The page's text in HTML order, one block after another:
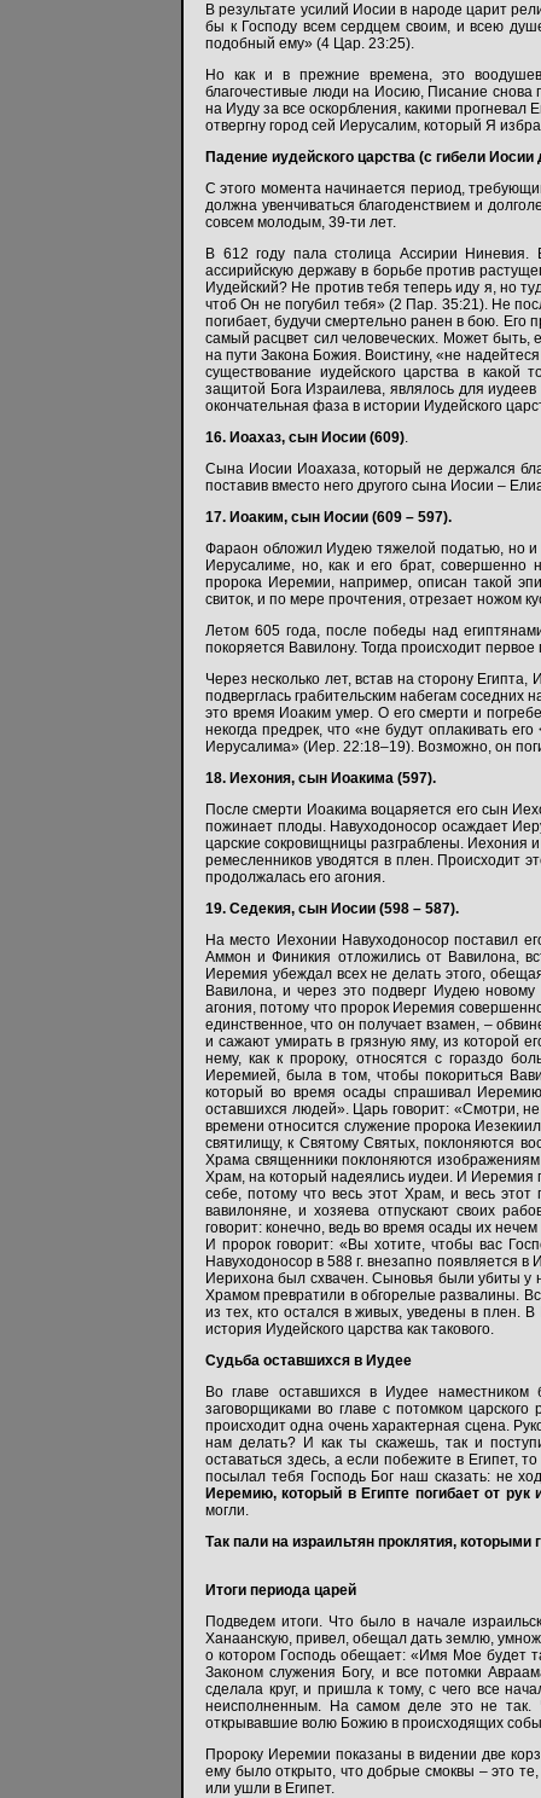
В результате усилий Иосии в народе царит
бы к Господу всем сердцем своим, и всею
подобный ему» (4 Цар. 23:25).
Но как и в прежние времена, это
благочестивые люди на Иосию, Писание снова
на Иуду за все оскорбления, какими
отвергну город сей Иерусалим, который Я
Падение иудейского царства (с гибели
С этого момента начинается период,
должна увенчиваться благоденствием и
совсем молодым, 39-ти лет.
В 612 году пала столица Ассирии
ассирийскую державу в борьбе против
Иудейский? Не против тебя теперь иду я, но
чтоб Он не погубил тебя» (2 Пар. 35:21). Не
погибает, будучи смертельно ранен в бою. Его
самый расцвет сил человеческих. Может быть,
на пути Закона Божия. Воистину, «не
существование иудейского царства в
защитой Бога Израилева, являлось для
окончательная фаза в истории Иудейского
16. Иоахаз, сын Иосии (609).
Сына Иосии Иоахаза, который не держался
поставив вместо него другого сына Иосии –
17. Иоаким, сын Иосии (609 – 597).
Фараон обложил Иудею тяжелой податью, но и
Иерусалиме, но, как и его брат, совершенно
пророка Иеремии, например, описан такой
свиток, и по мере прочтения, отрезает ножом
Летом 605 года, после победы над
покоряется Вавилону. Тогда происходит
Через несколько лет, встав на сторону
подверглась грабительским набегам соседних
это время Иоаким умер. О его смерти и
некогда предрек, что «не будут оплакивать
Иерусалима» (Иер. 22:18–19). Возможно, он
18. Иехония, сын Иоакима (597).
После смерти Иоакима воцаряется его сын
пожинает плоды. Навуходоносор осаждает
царские сокровищницы разграблены. Иехония и
ремесленников уводятся в плен. Происходит
продолжалась его агония.
19. Седекия, сын Иосии (598 – 587).
На место Иехонии Навуходоносор поставил
Аммон и Финикия отложились от Вавилона,
Иеремия убеждал всех не делать этого,
Вавилона, и через это подверг Иудею
агония, потому что пророк Иеремия
единственное, что он получает взамен, –
и сажают умирать в грязную яму, из которой
нему, как к пророку, относятся с гораздо
Иеремией, была в том, чтобы покориться
который во время осады спрашивал
оставшихся людей». Царь говорит: «Смотри,
времени относится служение пророка
святилищу, к Святому Святых, поклоняются
Храма священники поклоняются
Храм, на который надеялись иудеи. И Иеремия
себе, потому что весь этот Храм, и весь
вавилоняне, и хозяева отпускают своих
говорит: конечно, ведь во время осады их
И пророк говорит: «Вы хотите, чтобы вас
Навуходоносор в 588 г. внезапно появляется
Иерихона был схвачен. Сыновья были убиты у
Храмом превратили в обгорелые развалины.
из тех, кто остался в живых, уведены в плен.
история Иудейского царства как такового.
Судьба оставшихся в Иудее
Во главе оставшихся в Иудее
заговорщиками во главе с потомком
происходит одна очень характерная сцена.
нам делать? И как ты скажешь, так и
оставаться здесь, а если побежите в Египет,
посылал тебя Господь Бог наш сказать: не
Иеремию, который в Египте погибает от рук
могли.
Так пали на израильтян проклятия, которыми
Итоги периода царей
Подведем итоги. Что было в начале
Ханаанскую, привел, обещал дать землю,
о котором Господь обещает: «Имя Мое будет
Законом служения Богу, и все потомки
сделала круг, и пришла к тому, с чего все
неисполненным. На самом деле это не так.
открывавшие волю Божию в происходящих
Пророку Иеремии показаны в видении две
ему было открыто, что добрые смоквы – это
или ушли в Египет.